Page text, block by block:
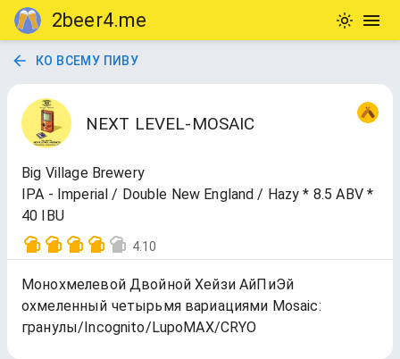
2beer4.me
КО ВСЕМУ ПИВУ
NEXT LEVEL-MOSAIC
Big Village Brewery
IPA - Imperial / Double New England / Hazy * 8.5 ABV *
40 IBU
4.10
Монохмелевой Двойной Хейзи АйПиЭй
охмеленный четырьмя вариациями Mosaic:
гранулы/Incognito/LupoMAX/CRYO